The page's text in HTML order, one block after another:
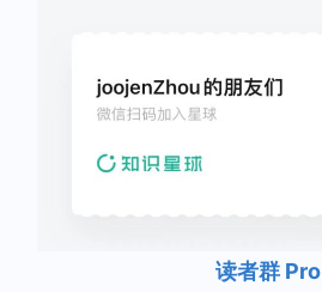
读者群 Pro